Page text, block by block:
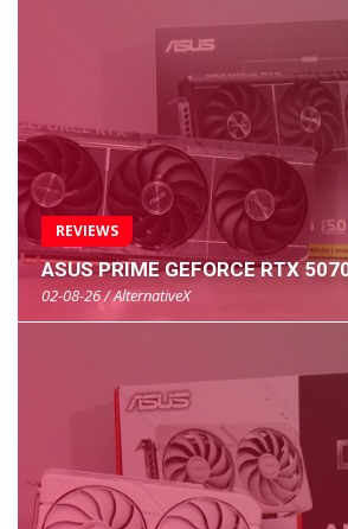
REVIEWS
ASUS PRIME GEFORCE RTX
02-08-26 / AlternativeX